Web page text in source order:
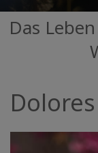
Regionen
Das